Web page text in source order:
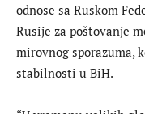
odnose sa Ruskom
Rusije za poštovanje
mirovnog sporazuma,
stabilnosti u BiH.